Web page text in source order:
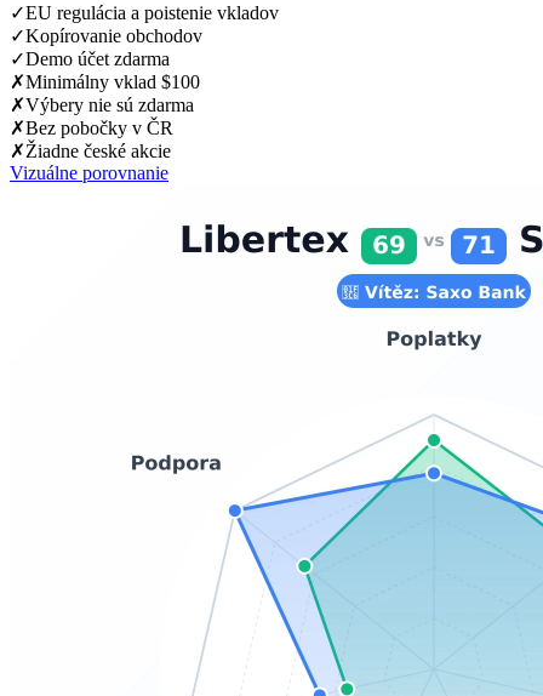
✓EU regulácia a poistenie vkladov
✓Kopírovanie obchodov
✓Demo účet zdarma
✗Minimálny vklad $100
✗Výbery nie sú zdarma
✗Bez pobočky v ČR
✗Žiadne české akcie
Vizuálne porovnanie